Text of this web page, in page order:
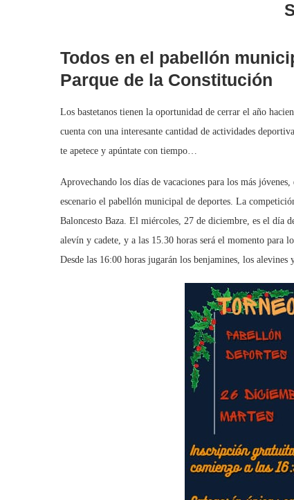
Todos en el pabellón
Parque de la Constitución
Los bastetanos tienen la oportunidad de cerrar el año
cuenta con una interesante cantidad de actividades
te apetece y apúntate con tiempo…
Aprovechando los días de vacaciones para los más
escenario el pabellón municipal de deportes. La
Baloncesto Baza. El miércoles, 27 de diciembre, es el día
alevín y cadete, y a las 15.30 horas será el momento para
Desde las 16:00 horas jugarán los benjamines, los